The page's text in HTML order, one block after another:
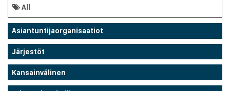
All
Asiantuntijaorganisaatiot
Järjestöt
Kansainvälinen